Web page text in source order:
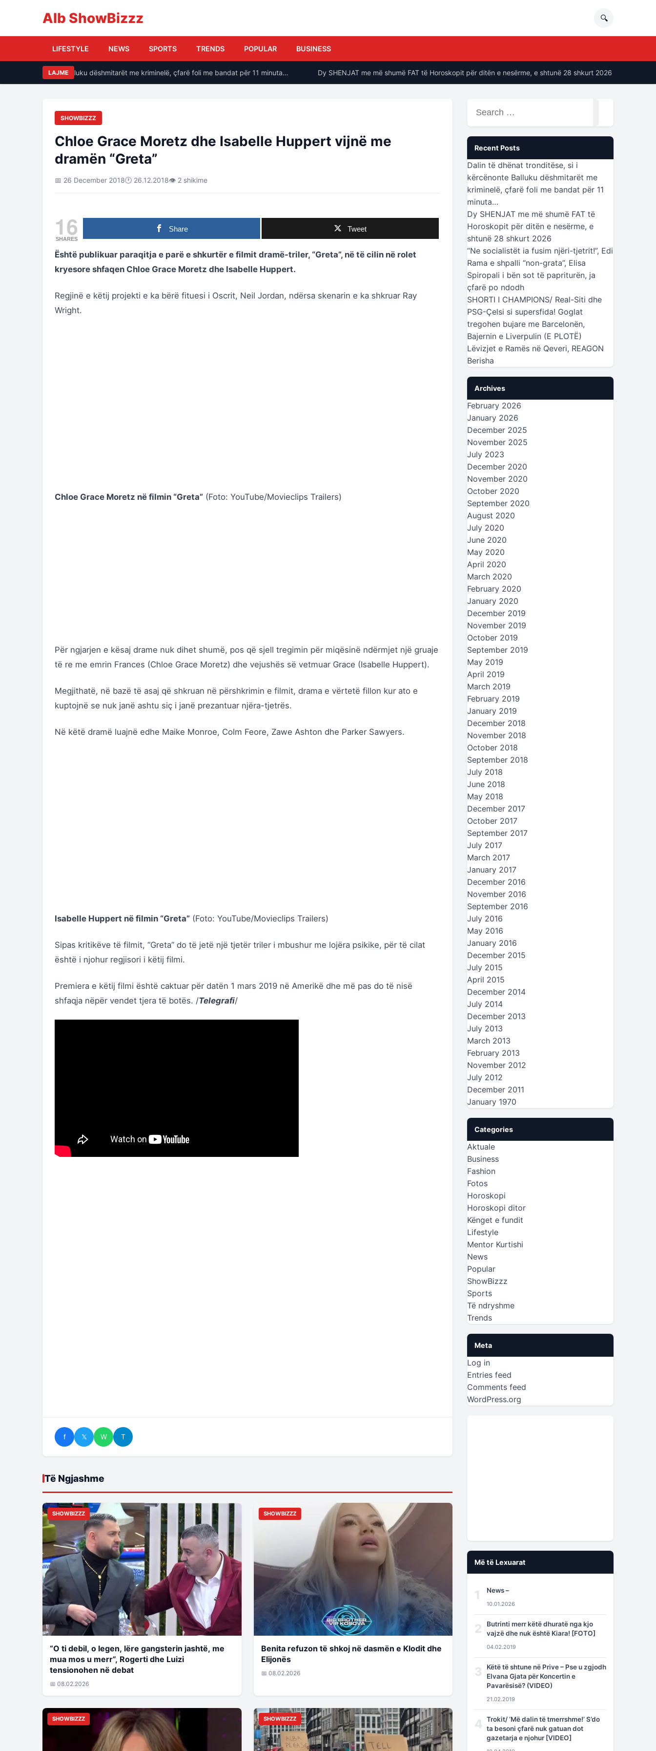
Alb ShowBizzz 🔍
LIFESTYLE NEWS SPORTS TRENDS POPULAR BUSINESS
LAJME
si i kërcënonte Balluku dëshmitarët me kriminelë, çfarë foli me bandat për 11 minuta… Dy SHENJAT me më shumë FAT të Horoskopit për ditën e nesërme, e shtunë 28 shkurt 2026
SHOWBIZZZ
Chloe Grace Moretz dhe Isabelle Huppert vijnë me
dramën “Greta”
📅 26 December 2018🕐 26.12.2018👁 2 shikime
16
SHARES
Share Tweet
Është publikuar paraqitja e parë e shkurtër e filmit dramë-triler, “Greta”, në të cilin në rolet
kryesore shfaqen Chloe Grace Moretz dhe Isabelle Huppert.
Regjinë e këtij projekti e ka bërë fituesi i Oscrit, Neil Jordan, ndërsa skenarin e ka shkruar Ray
Wright.
Chloe Grace Moretz në filmin “Greta” (Foto: YouTube/Movieclips Trailers)
Për ngjarjen e kësaj drame nuk dihet shumë, pos që sjell tregimin për miqësinë ndërmjet një gruaje
të re me emrin Frances (Chloe Grace Moretz) dhe vejushës së vetmuar Grace (Isabelle Huppert).
Megjithatë, në bazë të asaj që shkruan në përshkrimin e filmit, drama e vërtetë fillon kur ato e
kuptojnë se nuk janë ashtu siç i janë prezantuar njëra-tjetrës.
Në këtë dramë luajnë edhe Maike Monroe, Colm Feore, Zawe Ashton dhe Parker Sawyers.
Isabelle Huppert në filmin “Greta” (Foto: YouTube/Movieclips Trailers)
Sipas kritikëve të filmit, “Greta” do të jetë një tjetër triler i mbushur me lojëra psikike, për të cilat
është i njohur regjisori i këtij filmi.
Premiera e këtij filmi është caktuar për datën 1 mars 2019 në Amerikë dhe më pas do të nisë
shfaqja nëpër vendet tjera të botës. /Telegrafi/
f 𝕏 W T
Të Ngjashme
SHOWBIZZZ
“O ti debil, o legen, lëre gangsterin jashtë, me
mua mos u merr”, Rogerti dhe Luizi
tensionohen në debat
📅 08.02.2026
SHOWBIZZZ
Benita refuzon të shkoj në dasmën e Klodit dhe
Elijonës
📅 08.02.2026
SHOWBIZZZ SHOWBIZZZ
for:
Recent Posts
Dalin të dhënat tronditëse, si i
kërcënonte Balluku dëshmitarët me
kriminelë, çfarë foli me bandat për 11
minuta…
Dy SHENJAT me më shumë FAT të
Horoskopit për ditën e nesërme, e
shtunë 28 shkurt 2026
“Ne socialistët ia fusim njëri-tjetrit!”, Edi
Rama e shpalli “non-grata”, Elisa
Spiropali i bën sot të papriturën, ja
çfarë po ndodh
SHORTI I CHAMPIONS/ Real-Siti dhe
PSG-Çelsi si supersfida! Goglat
tregohen bujare me Barcelonën,
Bajernin e Liverpulin (E PLOTË)
Lëvizjet e Ramës në Qeveri, REAGON
Berisha
Archives
February 2026
January 2026
December 2025
November 2025
July 2023
December 2020
November 2020
October 2020
September 2020
August 2020
July 2020
June 2020
May 2020
April 2020
March 2020
February 2020
January 2020
December 2019
November 2019
October 2019
September 2019
May 2019
April 2019
March 2019
February 2019
January 2019
December 2018
November 2018
October 2018
September 2018
July 2018
June 2018
May 2018
December 2017
October 2017
September 2017
July 2017
March 2017
January 2017
December 2016
November 2016
September 2016
July 2016
May 2016
January 2016
December 2015
July 2015
April 2015
December 2014
July 2014
December 2013
July 2013
March 2013
February 2013
November 2012
July 2012
December 2011
January 1970
Categories
Aktuale
Business
Fashion
Fotos
Horoskopi
Horoskopi ditor
Kënget e fundit
Lifestyle
Mentor Kurtishi
News
Popular
ShowBizzz
Sports
Të ndryshme
Trends
Meta
Log in
Entries feed
Comments feed
WordPress.org
Më të Lexuarat
1 News –
10.01.2026
2
Butrinti merr këtë dhuratë nga kjo
vajzë dhe nuk është Kiara! [FOTO]
04.02.2019
3
Këtë të shtune në Prive – Pse u zgjodh
Elvana Gjata për Koncertin e
Pavarësisë? (VIDEO)
21.02.2019
4
Trokit/ ‘Më dalin të tmerrshme!’ S’do
ta besoni çfarë nuk gatuan dot
gazetarja e njohur [VIDEO]